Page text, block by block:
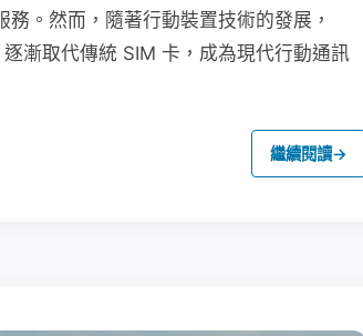
。然而，隨著行動裝置技術的發展，
漸取代傳統 SIM 卡，成為現代行動通訊
繼續閱讀→